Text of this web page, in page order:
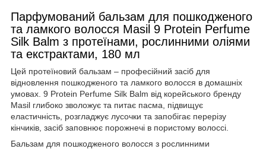
Парфумований бальзам для пошкодженого
та ламкого волосся Masil 9 Protein Perfume
Silk Balm з протеїнами, рослинними оліями
та екстрактами, 180 мл
Цей протеїновий бальзам – професійний засіб для
відновлення пошкодженого та ламкого волосся в домашніх
умовах. 9 Protein Perfume Silk Balm від корейського бренду
Masil глибоко зволожує та питає пасма, підвищує
еластичність, розгладжує лусочки та запобігає перерізу
кінчиків, засіб заповнює порожнечі в пористому волоссі.
Бальзам для пошкодженого волосся з рослинними